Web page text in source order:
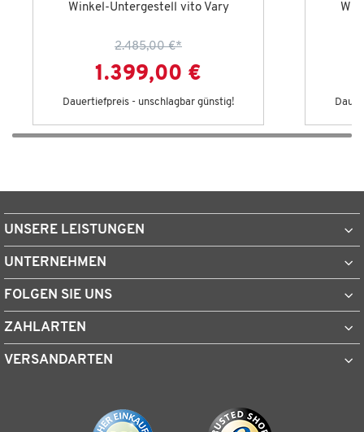
Winkel-Untergestell vito Vary
2.485,00 €*
1.399,00 €
Dauertiefpreis - unschlagbar günstig!
UNSERE LEISTUNGEN
UNTERNEHMEN
FOLGEN SIE UNS
ZAHLARTEN
VERSANDARTEN